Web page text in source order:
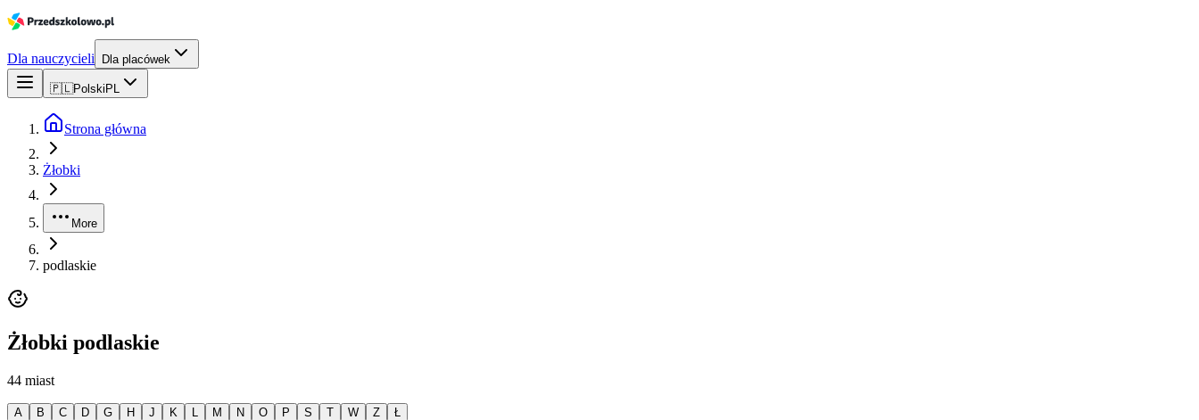
Dla nauczycieli Dla placówek
🇵🇱Polski PL
Strona główna
Żłobki
More
podlaskie
Żłobki podlaskie
44 miast
A B C D G H J K M N O P S T W Z Ł